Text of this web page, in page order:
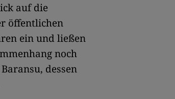
auf die
öffentlichen
ein und ließen
noch
dessen